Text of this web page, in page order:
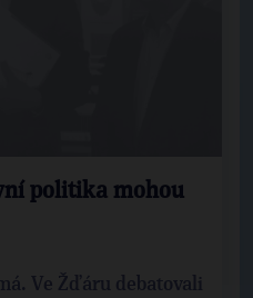
politika mohou
Ve Žďáru debatovali